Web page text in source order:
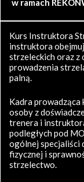
w ramach
Kurs Instruktora
instruktora
strzeleckich oraz z
prowadzenia
palną.
Kadra prowadząca
osoby z
trenera i
podległych pod
ogólnej specjaliści
fizycznej i
strzelectwo.